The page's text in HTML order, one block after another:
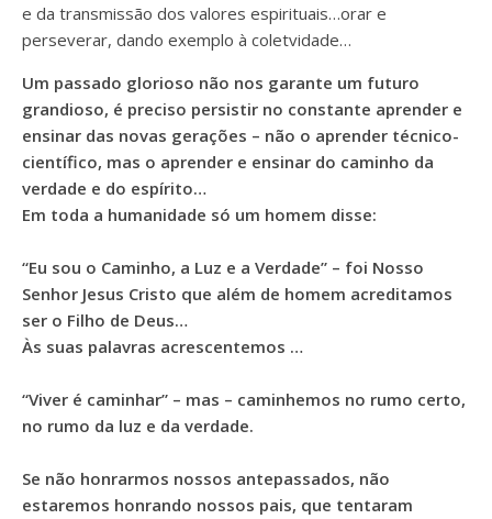
e da transmissão dos valores espirituais…orar e
perseverar, dando exemplo à coletvidade…
Um passado glorioso não nos garante um futuro
grandioso, é preciso persistir no constante aprender e
ensinar das novas gerações – não o aprender técnico-
científico, mas o aprender e ensinar do caminho da
verdade e do espírito…
Em toda a humanidade só um homem disse:
“Eu sou o Caminho, a Luz e a Verdade” – foi Nosso
Senhor Jesus Cristo que além de homem acreditamos
ser o Filho de Deus…
Às suas palavras acrescentemos …
“Viver é caminhar” – mas – caminhemos no rumo certo,
no rumo da luz e da verdade.
Se não honrarmos nossos antepassados, não
estaremos honrando nossos pais, que tentaram